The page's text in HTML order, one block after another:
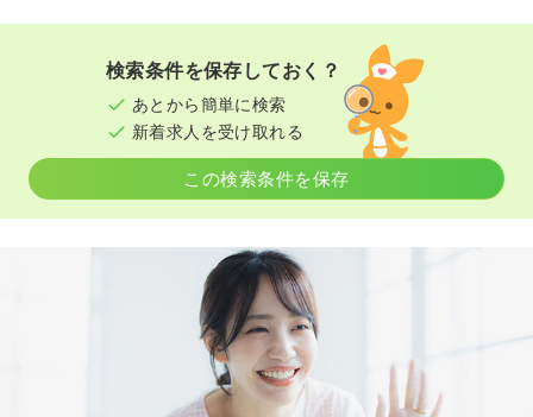
検索条件を保存しておく？
あとから簡単に検索
新着求人を受け取れる
この検索条件を保存